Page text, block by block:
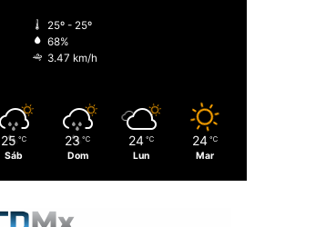
25º - 25º
68%
3.47 km/h
25 ℃
Sáb
23 ℃
Dom
24 ℃
Lun
24 ℃
Mar